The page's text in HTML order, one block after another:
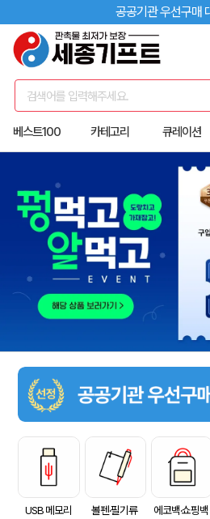
공공기관 우선구매
검색어를 입력해주세요.
베스트100 카테고리 큐레이션
USB 메모리 볼펜·필기류 에코백·쇼핑백